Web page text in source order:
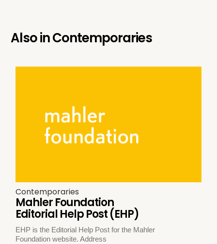
Also inContemporaries
Contemporaries
Mahler Foundation
Editorial Help Post (EHP)
EHP is the Editorial Help Post for the Mahler
Foundation website. Address